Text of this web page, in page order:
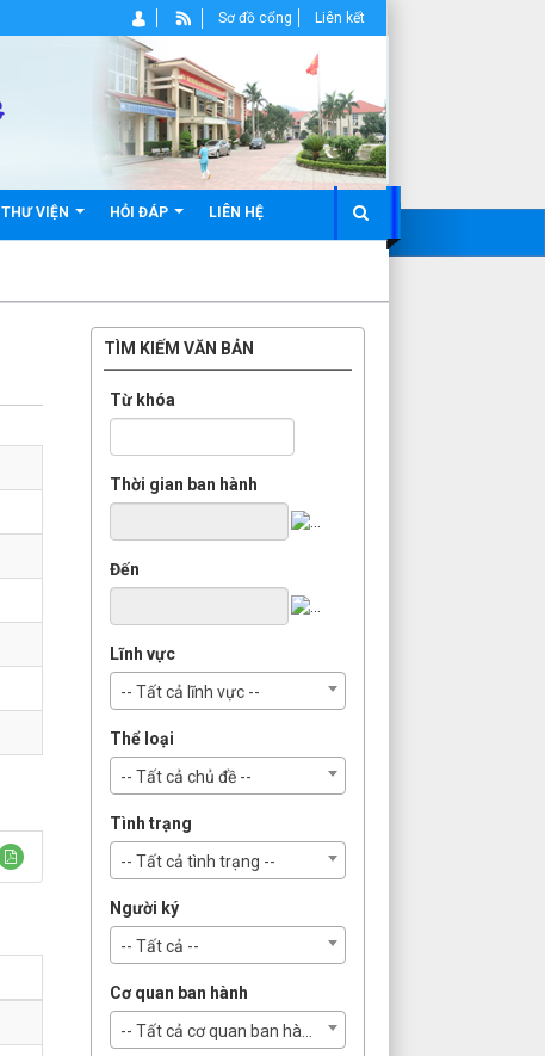
THƯ VIỆN HỎI ĐÁP LIÊN HỆ
Sơ đồ cổng Liên kết
TÌM KIẾM VĂN BẢN
Từ khóa
Thời gian ban hành
Đến
Lĩnh vực
-- Tất cả lĩnh vực --
Thể loại
-- Tất cả chủ đề --
Tình trạng
-- Tất cả tình trạng --
Người ký
-- Tất cả --
Cơ quan ban hành